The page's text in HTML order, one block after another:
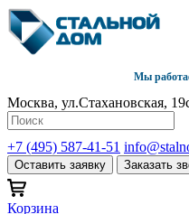
Мы
Москва, ул.Стахановская,
+7 (495) 587-41-51
Оставить заявку Заказать
Корзина